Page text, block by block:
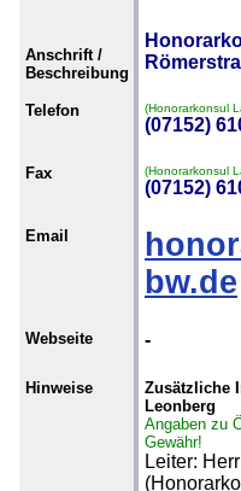
Anschrift /
Beschreibung
Telefon (Honorarkonsul
(07152)
Fax (Honorarkonsul
(07152)
Email
bw.de
Webseite -
Hinweise
Zusätzliche
Leonberg
Angaben zu
Gewähr!
Leiter: